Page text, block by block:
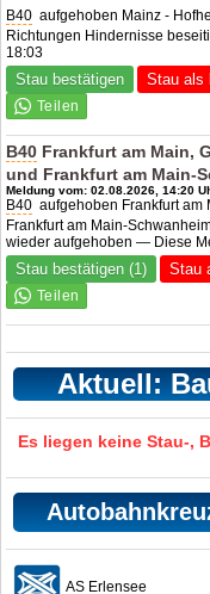
B40 aufgehoben Mainz -
Richtungen Hindernisse
18:03
Stau bestätigen Stau als
B40 Frankfurt am Main,
und Frankfurt am Main-
Meldung vom: 02.08.2026, 14:20
B40 aufgehoben Frankfurt am
Frankfurt am Main-
wieder aufgehoben — Diese
Stau bestätigen (1) Stau
Aktuell:
Es liegen keine Stau-,
AS Erlensee